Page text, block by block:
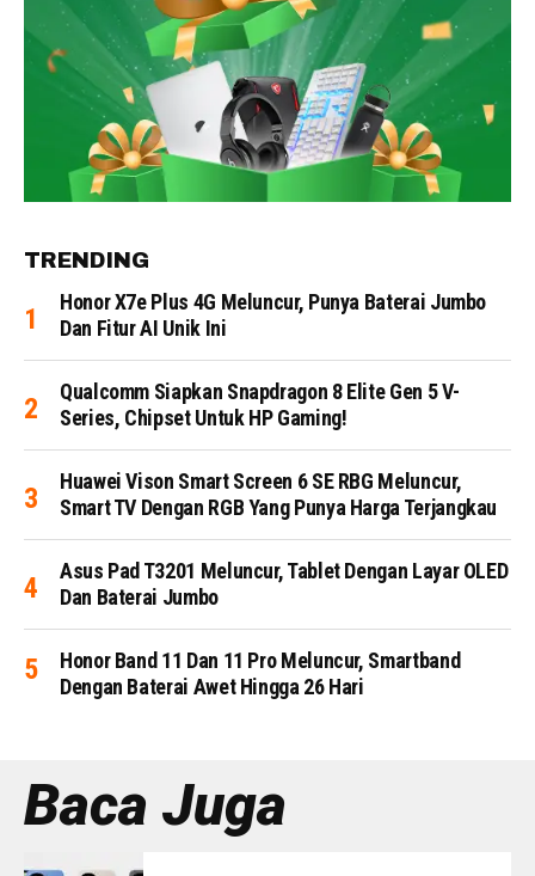
TRENDING
Honor X7e Plus 4G Meluncur, Punya Baterai Jumbo
Dan Fitur AI Unik Ini
Qualcomm Siapkan Snapdragon 8 Elite Gen 5 V-
Series, Chipset Untuk HP Gaming!
Huawei Vison Smart Screen 6 SE RBG Meluncur,
Smart TV Dengan RGB Yang Punya Harga Terjangkau
Asus Pad T3201 Meluncur, Tablet Dengan Layar OLED
Dan Baterai Jumbo
Honor Band 11 Dan 11 Pro Meluncur, Smartband
Dengan Baterai Awet Hingga 26 Hari
Baca Juga